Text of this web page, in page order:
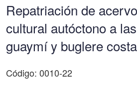
Repatriación de
cultural autóctono a
guaymí y buglere
Código: 0010-22